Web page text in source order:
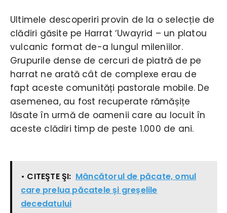
Ultimele descoperiri provin de la o selecție de
clădiri găsite pe Harrat ‘Uwayrid – un platou
vulcanic format de-a lungul mileniilor.
Grupurile dense de cercuri de piatră de pe
harrat ne arată cât de complexe erau de
fapt aceste comunități pastorale mobile. De
asemenea, au fost recuperate rămășițe
lăsate în urmă de oamenii care au locuit în
aceste clădiri timp de peste 1.000 de ani.
• CITEŞTE ŞI: Mâncătorul de păcate, omul
care prelua păcatele și greșelile
decedatului